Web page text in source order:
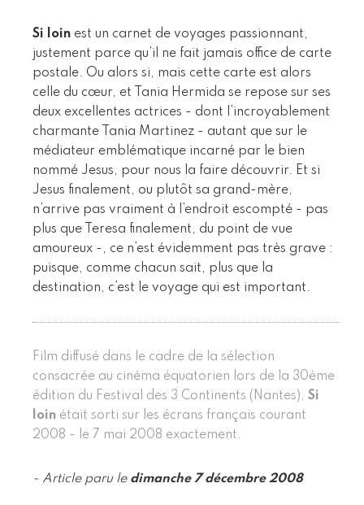
Si loin est un carnet de voyages passionnant,
justement parce qu’il ne fait jamais office de carte
postale. Ou alors si, mais cette carte est alors
celle du cœur, et Tania Hermida se repose sur ses
deux excellentes actrices - dont l’incroyablement
charmante Tania Martinez - autant que sur le
médiateur emblématique incarné par le bien
nommé Jesus, pour nous la faire découvrir. Et si
Jesus finalement, ou plutôt sa grand-mère,
n’arrive pas vraiment à l’endroit escompté - pas
plus que Teresa finalement, du point de vue
amoureux -, ce n’est évidemment pas très grave :
puisque, comme chacun sait, plus que la
destination, c’est le voyage qui est important.
Film diffusé dans le cadre de la sélection
consacrée au cinéma équatorien lors de la 30ème
édition du Festival des 3 Continents (Nantes), Si
loin était sorti sur les écrans français courant
2008 - le 7 mai 2008 exactement.
- Article paru le dimanche 7 décembre 2008